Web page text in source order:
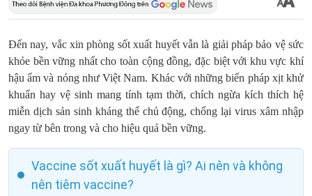
Đến nay, vắc xin phòng sốt xuất huyết vẫn là giải pháp bảo vệ sức
khỏe bền vững nhất cho toàn cộng đồng, đặc biệt với khu vực khí
hậu ẩm và nóng như Việt Nam. Khác với những biến pháp xịt khử
khuẩn hay vệ sinh mang tính tạm thời, chích ngừa kích thích hệ
miễn dịch sản sinh kháng thể chủ động, chống lại virus xâm nhập
ngay từ bên trong và cho hiệu quả bền vững.
Vaccine sốt xuất huyết là gì? Ai nên và không
nên tiêm vaccine?